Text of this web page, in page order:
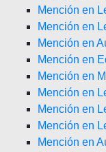
Mención en
Mención en
Mención en
Mención en
Mención en
Mención en
Mención en
Mención en
Mención en